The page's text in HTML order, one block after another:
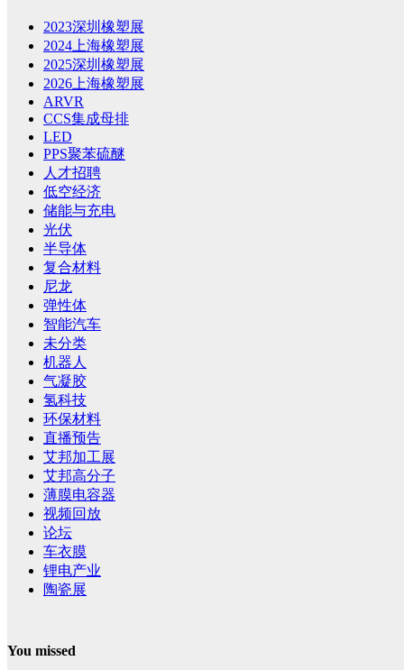
2023深圳橡塑展
2024上海橡塑展
2025深圳橡塑展
2026上海橡塑展
ARVR
CCS集成母排
LED
PPS聚苯硫醚
人才招聘
低空经济
储能与充电
光伏
半导体
复合材料
尼龙
弹性体
智能汽车
未分类
机器人
气凝胶
氢科技
环保材料
直播预告
艾邦加工展
艾邦高分子
薄膜电容器
视频回放
论坛
车衣膜
锂电产业
陶瓷展
You missed